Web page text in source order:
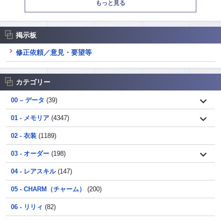
もっと見る
掲示板
修正依頼／意見・要望等
カテゴリー
00 – データ (39)
01 - メモリア (4347)
02 - 衣装 (1189)
03 - オーダー (198)
04 - レアスキル(147)
05 - CHARM（チャーム） (200)
06 - リリィ (82)